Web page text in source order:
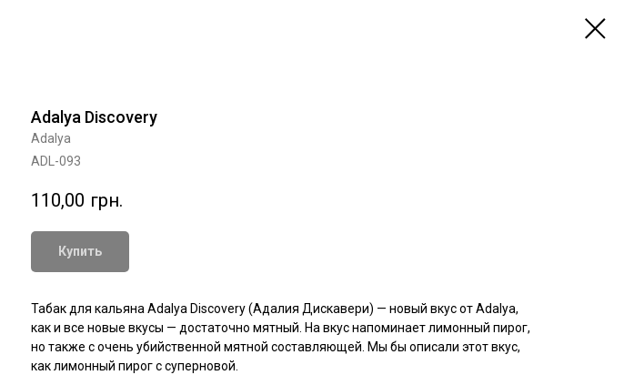
Adalya Discovery
Adalya
ADL-093
110,00 грн.
Купить
Табак для кальяна Adalya Discovery (Адалия Дискавери) — новый вкус от Adalya,
как и все новые вкусы — достаточно мятный. На вкус напоминает лимонный пирог,
но также с очень убийственной мятной составляющей. Мы бы описали этот вкус,
как лимонный пирог с суперновой.